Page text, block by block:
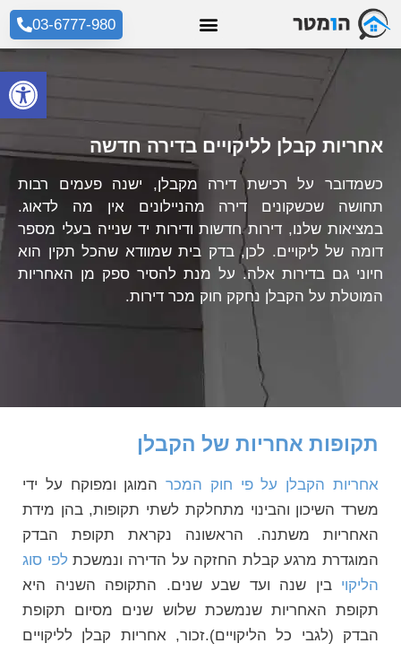
פתח
03-6777-980
אחריות קבלן לליקויים בדירה חדשה
כשמדובר על רכישת דירה מקבלן, ישנה פעמים רבות
תחושה שכשקונים דירה מהניילונים אין מה לדאוג.
במציאות שלנו, דירות חדשות ודירות יד שנייה בעלי מספר
דומה של ליקויים. לכן, בדק בית שמוודא שהכל תקין הוא
חיוני גם בדירות אלה. על מנת להסיר ספק מן האחריות
המוטלת על הקבלן נחקק חוק מכר דירות.
תקופות אחריות של הקבלן
אחריות הקבלן על פי חוק המכרהמוגן ומפוקח על ידי
משרד השיכון והבינוי מתחלקת לשתי תקופות, בהן מידת
האחריות משתנה. הראשונה נקראת תקופת הבדק
המוגדרת מרגע קבלת החזקה על הדירה ונמשכת לפי סוג
הליקוי בין שנה ועד שבע שנים. התקופה השניה היא
תקופת האחריות שנמשכת שלוש שנים מסיום תקופת
הבדק (לגבי כל הליקויים).זכור, אחריות קבלן לליקויים